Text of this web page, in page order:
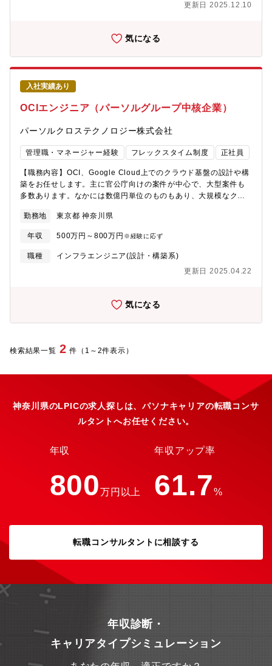
義、設計、構築、テスト、移行、リリース、運用を含めた一連の
理、リーディングもご担当いただきます。【想定プロジェクト】
ソフトウェア統合開発環境のITサービスマネージャーとして、シ
ステムライフサイクル全般をご対応いただくことを想定していま
す。ソフトウェア統合開発環境のチームは、ヘルプデスク、イン
フラ、サービス構築・運用などに分かれており、ソフトウェア統
合開発環境全体、もしくは、複数のチーム・リーダーを担当して
いただきます。【配属予定部署】入社後、日本電気（NEC）へ出
向いただきます。出向配属先：NEC コーポレートITシステム部
門 SCMシステム統括部 SWFグループ 出向【配属事業部の紹
介】大規模で多種多様なソフトウェア統合開発環境の企画・構
築・運用を担当しています。メンバーの勤務地は、NEC玉川事業
場（武蔵小杉）ですが、リモートワークのメンバーが多いです
（60%程度）。ZoomやTeamsでコミュニケーションをとりなが
ら、みんなで協力し合い業務を遂行しています。【プロジェクト
人数】50名【開発環境】AWS、Azure、Windows Server、
AI【コード品質の取り組み】対象外（インフラ領域のため）【開
ZoomTeamsOutlookなど【本ポジションの魅力】入社後は、即戦
力としてソフトウェア統合開発環境の構築・運用のマネジメント
案件（数百万円程度）のソフトウェア統合開発環境サービス構
将来的には、複数チーム、ソフトウェア統合開発環境全体のITサ
ービスマネージャーとしてグループを牽引いただくキャリアプラ
ンを描くことができます。【働き方】リモートワーク6割、出社4
広く、様々なことにチャレンジすることが可能な職場です。
更新日 2025.12.10
気になる
入社実績あり
OCIエンジニア（パーソルグループ中核企業）
パーソルクロステクノロジー株式会社
管理職・マネージャー経験 フレックスタイム制度 正社員
【職務内容】OCI、Google Cloud上でのクラウド基盤の設計や構
築をお任せします。主に官公庁向けの案件が中心で、大型案件も
多数あります。なかには数億円単位のものもあり、大規模なクラ
内容例＞・OCI、Google Cloud上でのクラウド基盤基本設計、詳
細設計・サーバ環境構築(Linux、Windows)・バックアップ等の環
境構築・各工程のドキュメント作成＜環境＞OCI、Google
Cloud、Linux、Windows、ストレージ（SaaS含）＜プロジェク
関 など【募集背景】 【募集背景】2021年6月に「デジタル社会
ラウドへの注目は高まっています。政府は2025年度末までに各府
省のシステムをガバメントクラウドに移行することを目指してお
り現在、各省庁などでプロジェクト活況となっております。様々
増えてきておりクライアントからのお声がけも増えてきている状
んか？【所属部署】 統括本部 ITエンジニアリング本部 クラウ
勤務地 東京都 神奈川県
年収 500万円～800万円 ※経験に応ず
職種
インフラエンジニア(設計・構築系)
更新日 2025.04.22
気になる
検索結果一覧 2 件（1～2件表示）
神奈川県のLPICの求人探しは、パソナキャリアの転職コンサ
ルタントへお任せください。
年収
800万円以上
年収アップ率
61.7%
転職コンサルタントに相談する
年収診断・
キャリアタイプシミュレーション